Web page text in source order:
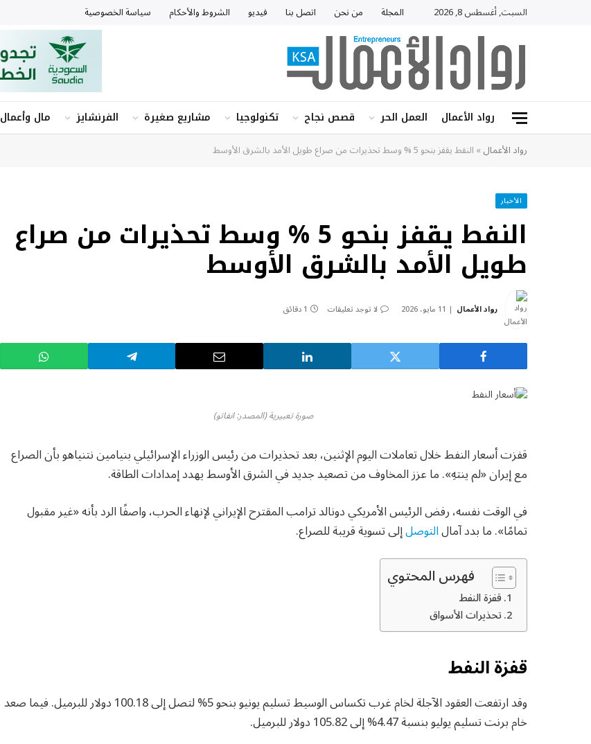
السبت, أغسطس 8, 2026 المجلة من نحن اتصل بنا فيديو الشروط والأحكام سياسة الخصوصية
رواد الأعمال العمل الحر قصص نجاح تكنولوجيا مشاريع صغيرة الفرنشايز مال وأعمال
رواد الأعمال»النفط يقفز بنحو 5 % وسط تحذيرات من صراع طويل الأمد بالشرق الأوسط
الأخبار
النفط يقفز بنحو 5 % وسط تحذيرات من صراع
طويل الأمد بالشرق الأوسط
رواد الأعمال 11 مايو، 2026 لا توجد تعليقات 1 دقائق
صورة تعبيرية (المصدر: انفاتو)
قفزت أسعار النفط خلال تعاملات اليوم الإثنين، بعد تحذيرات من رئيس الوزراء الإسرائيلي بنيامين نتنياهو بأن الصراع
مع إيران «لم ينتهِ». ما عزز المخاوف من تصعيد جديد في الشرق الأوسط يهدد إمدادات الطاقة.
في الوقت نفسه، رفض الرئيس الأمريكي دونالد ترامب المقترح الإيراني لإنهاء الحرب، واصفًا الرد بأنه «غير مقبول
تمامًا». ما بدد آمالالتوصلإلى تسوية قريبة للصراع.
فهرس المحتوي
قفزة النفط
تحذيرات الأسواق
قفزة النفط
وقد ارتفعت العقود الآجلة لخام غرب تكساس الوسيط تسليم يونيو بنحو 5% لتصل إلى 100.18 دولار للبرميل. فيما صعد
خام برنت تسليم يوليو بنسبة 4.47% إلى 105.82 دولار للبرميل.